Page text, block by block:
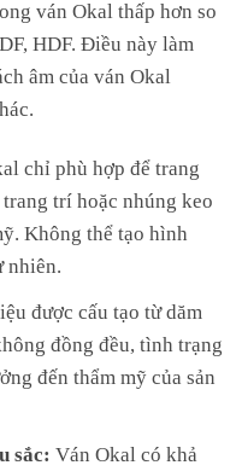
ván Okal thấp hơn so
HDF. Điều này làm
âm của ván Okal
chỉ phù hợp để trang
trí hoặc nhúng keo
Không thể tạo hình
được cấu tạo từ dăm
đồng đều, tình trạng
đến thẩm mỹ của sản
sắc: Ván Okal có khả